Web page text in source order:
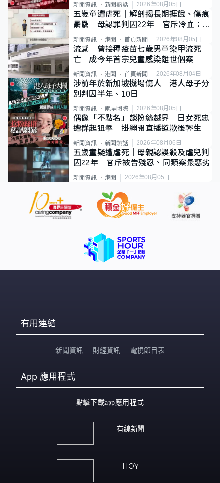
新聞資訊 新聞熱話 2026年08月05日
五歲童遭虐死｜解剖揭長期捱餓、傷痕
纍纍 母認罪判囚22年 官斥冷血：同
類案最惡劣
新聞資訊 港聞 首頁新聞 2026年08月05日
流感｜曾接種疫苗七歲男童染甲流死
亡 成今年首宗兒童感染離世個案
新聞資訊 港聞 首頁新聞 2026年08月04日
涉前年於新加坡機場傷人 港人母子分
別判囚半年、10日
新聞資訊 兩岸國際 2026年08月05日
偶像「不點名」談粉絲越界 日女死忠
遭群起狙擊 掛繩開直播道歉後輕生
新聞資訊 新聞熱話 2026年08月06日
五歲童疑遭虐死｜母親認誤殺及虐兒判
囚22年 官斥被告殘忍、同類案最惡劣
新聞資訊 港聞 2026年08月05日
有用連結
新聞資訊 財經資訊 電視節目表
App 應用程式
點擊下載app應用程式
有線新聞
HOY